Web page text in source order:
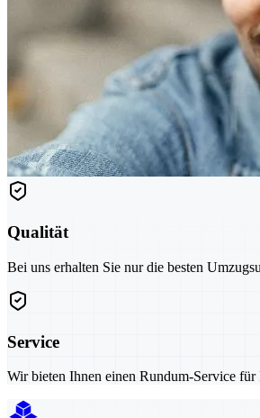
Qualität
Bei uns erhalten Sie nur die besten
Service
Wir bieten Ihnen einen Rundum-Service